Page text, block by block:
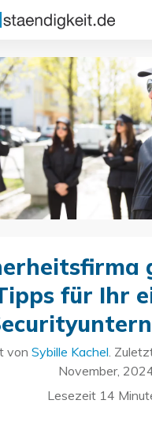
für Ihr
von Sybille Kachel.
November,
Lesezeit 14